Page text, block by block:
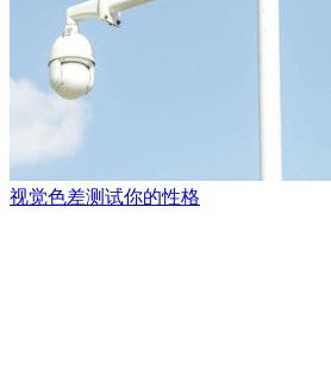
视觉色差测试你的性格